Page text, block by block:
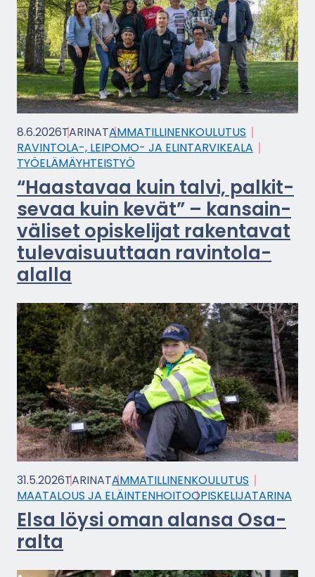
8.6.2026TA­RI­NATAM­MA­TIL­LI­NEN­KOU­LU­TUS
RAVINTOLA-​, LEIPOMO-​ JA ELIN­TAR­VI­KEA­LA
TYÖ­ELÄ­MÄYH­TEIS­TYÖ
“Haas­ta­vaa kuin talvi, pal­kit­
se­vaa kuin kevät” – kan­sain­
vä­li­set opis­ke­li­jat ra­ken­ta­vat
tu­le­vai­suut­taan ravintola-​
alalla
31.5.2026TA­RI­NATAM­MA­TIL­LI­NEN­KOU­LU­TUS
MAA­TA­LOUS JA ELÄIN­TEN­HOI­TOOPIS­KE­LI­JA­TA­RI­NA
Elsa löysi oman alan­sa Osa­
ral­ta